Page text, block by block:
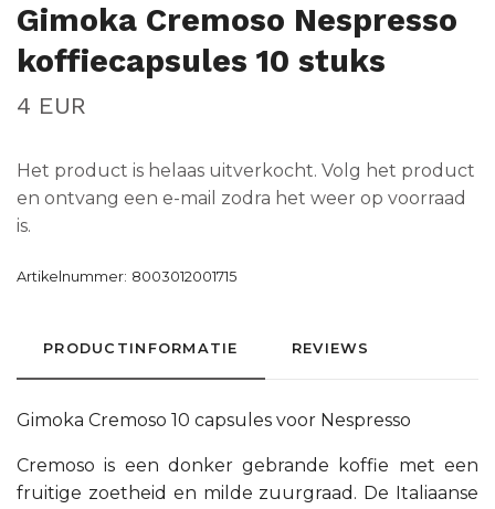
Gimoka Cremoso Nespresso
koffiecapsules 10 stuks
4 EUR
Het product is helaas uitverkocht. Volg het product
en ontvang een e-mail zodra het weer op voorraad
is.
Artikelnummer: 8003012001715
PRODUCTINFORMATIE REVIEWS
Gimoka Cremoso 10 capsules voor Nespresso
Cremoso is een donker gebrande koffie met een
fruitige zoetheid en milde zuurgraad. De Italiaanse